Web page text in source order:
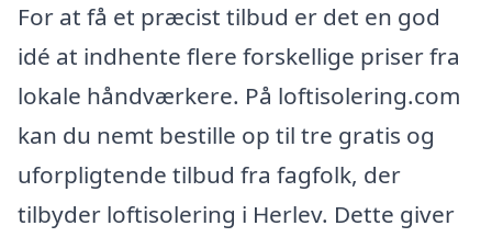
For at få et præcist tilbud er det en god
idé at indhente flere forskellige priser fra
lokale håndværkere. På loftisolering.com
kan du nemt bestille op til tre gratis og
uforpligtende tilbud fra fagfolk, der
tilbyder loftisolering i Herlev. Dette giver